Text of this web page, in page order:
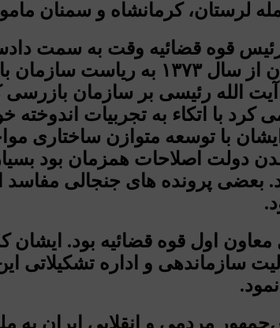
لرستان، کرمانشاه و سمنان
۱۳۷۳ به مدت پنج سال این مسئولیت را
یافت. دوره مدیریت آیت الله رئیسی بر
با اتکاء به تجربیات اندوخته
با توسعه متوازن ساختاری
دولت اصلاحات همزمان بود
بعضی پرونده های جنجالی
تا سال ۱۳۹۳، به مدت ده سال معاون اول قوه
سازماندهی و اداره تشکیلاتی